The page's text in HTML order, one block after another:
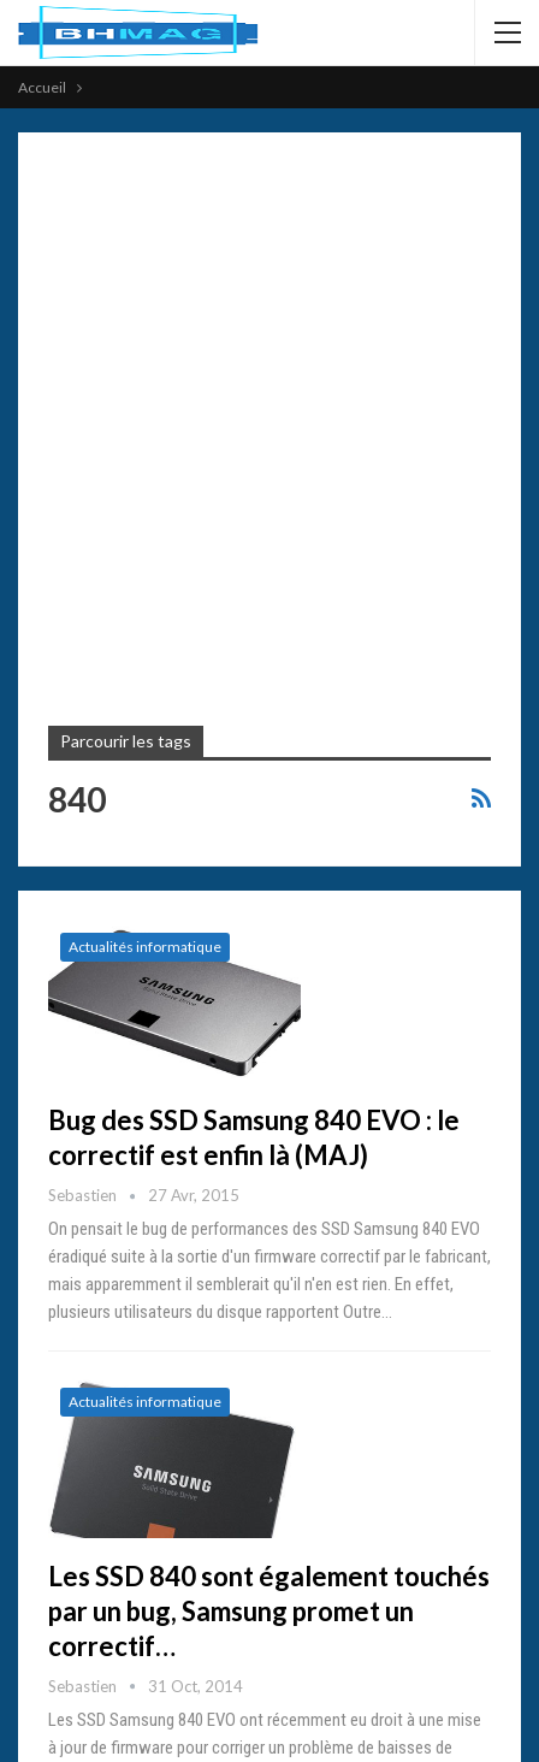
Accueil
Parcourir les tags
840
Actualités informatique
Bug des SSD Samsung 840 EVO : le
correctif est enfin là (MAJ)
Sebastien 27 Avr, 2015
On pensait le bug de performances des SSD Samsung 840 EVO
éradiqué suite à la sortie d'un firmware correctif par le fabricant,
mais apparemment il semblerait qu'il n'en est rien. En effet,
plusieurs utilisateurs du disque rapportent Outre…
Actualités informatique
Les SSD 840 sont également touchés
par un bug, Samsung promet un
correctif…
Sebastien 31 Oct, 2014
Les SSD Samsung 840 EVO ont récemment eu droit à une mise
à jour de firmware pour corriger un problème de baisses de